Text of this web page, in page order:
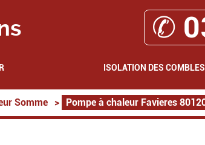
✆
ISOLATION DES COMBLES
Somme > Pompe à chaleur Favieres